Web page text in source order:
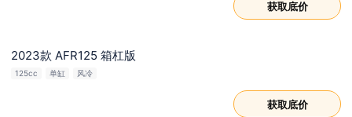
获取底价
2023款 AFR125 箱杠版
125cc 单缸 风冷
获取底价